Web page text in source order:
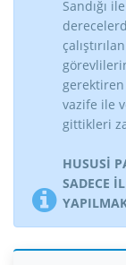
Sandığı
vazife ile
gittikleri
HUSUSİ
SADECE